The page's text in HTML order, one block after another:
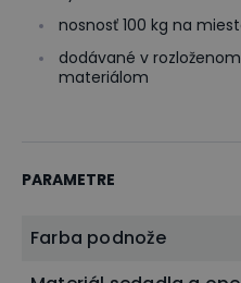
nosnosť 100 kg na
dodávané v
materiálom
PARAMETRE
Farba podnože